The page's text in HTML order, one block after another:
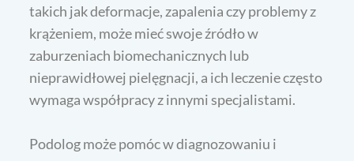
takich jak deformacje, zapalenia czy problemy z
krążeniem, może mieć swoje źródło w
zaburzeniach biomechanicznych lub
nieprawidłowej pielęgnacji, a ich leczenie często
wymaga współpracy z innymi specjalistami.
Podolog może pomóc w diagnozowaniu i